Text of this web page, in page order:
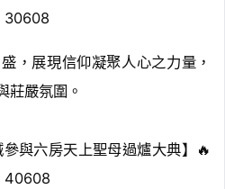
，展現信仰凝聚人心之力量，
莊嚴氛圍。